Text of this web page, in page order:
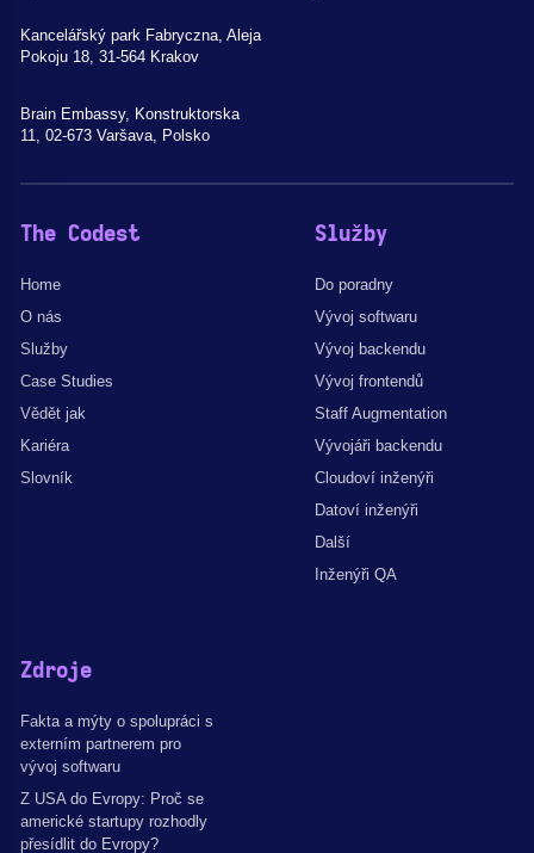
Kancelářský park Fabryczna, Aleja
Pokoju 18, 31-564 Krakov
Brain Embassy, Konstruktorska
11, 02-673 Varšava, Polsko
The Codest
Home
O nás
Služby
Case Studies
Vědět jak
Kariéra
Slovník
Služby
Do poradny
Vývoj softwaru
Vývoj backendu
Vývoj frontendů
Staff Augmentation
Vývojáři backendu
Cloudoví inženýři
Datoví inženýři
Další
Inženýři QA
Zdroje
Fakta a mýty o spolupráci s
externím partnerem pro
vývoj softwaru
Z USA do Evropy: Proč se
americké startupy rozhodly
přesídlit do Evropy?